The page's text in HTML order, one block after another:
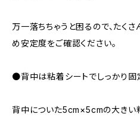
万一落ちちゃうと困るので、たく
め安定度をご確認ください。
●背中は粘着シートでしっかり
背中についた5cm×5cmの大きい